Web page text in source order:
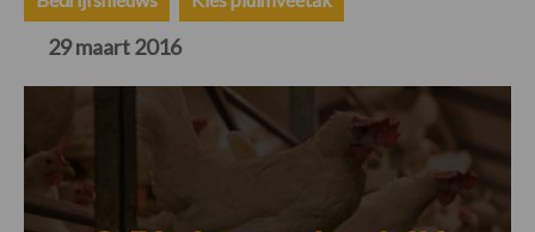
29 maart 2016